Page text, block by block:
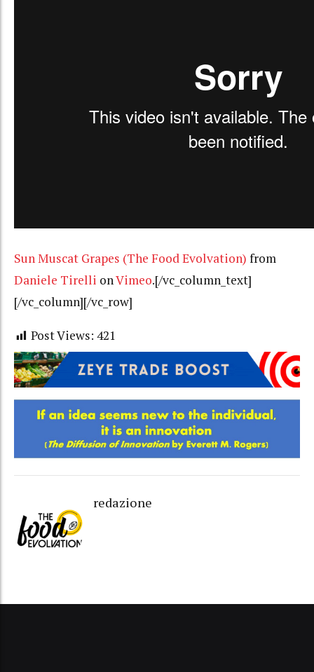
Sun Muscat Grapes (The Food Evolvation) from
Daniele Tirelli onVimeo.[/vc_column_text]
[/vc_column][/vc_row]
Post Views: 421
redazione